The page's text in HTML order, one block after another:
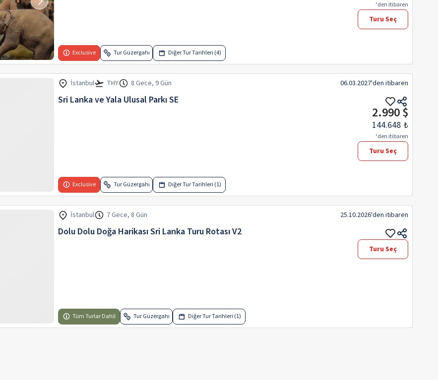
Exclusive Tur Güzergahı Diğer Tur Tarihleri (4)
‘den itibaren
Turu Seç
İstanbul THY 8 Gece, 9 Gün 06.03.2027'den itibaren
Sri Lanka ve Yala Ulusal Parkı SE
Exclusive Tur Güzergahı Diğer Tur Tarihleri (1)
2.990 $
144.648 ₺
‘den itibaren
Turu Seç
İstanbul 7 Gece, 8 Gün 25.10.2026'den itibaren
Dolu Dolu Doğa Harikası Sri Lanka Turu Rotası V2
Tüm Turlar Dahil Tur Güzergahı Diğer Tur Tarihleri (1)
Turu Seç